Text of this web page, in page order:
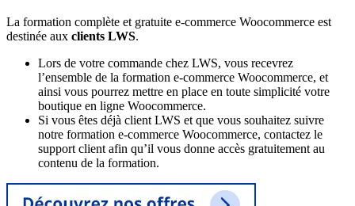
La formation complète et gratuite e-commerce Woocommerce est
destinée aux clients LWS.
Lors de votre commande chez LWS, vous recevrez
l’ensemble de la formation e-commerce Woocommerce, et
ainsi vous pourrez mettre en place en toute simplicité votre
boutique en ligne Woocommerce.
Si vous êtes déjà client LWS et que vous souhaitez suivre
notre formation e-commerce Woocommerce, contactez le
support client afin qu’il vous donne accès gratuitement au
contenu de la formation.